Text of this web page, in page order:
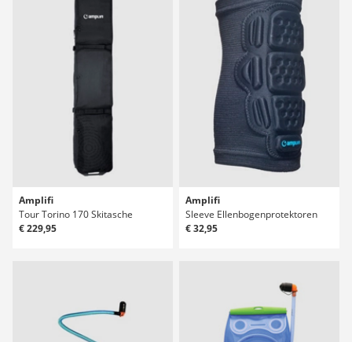
Amplifi
Tour Torino 170 Skitasche
€ 229,95
Amplifi
Sleeve Ellenbogenprotektoren
€ 32,95